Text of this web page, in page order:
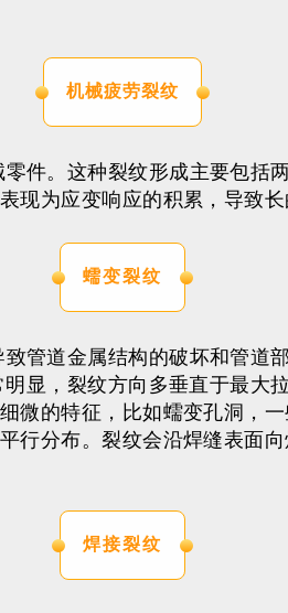
机械疲劳裂纹
件。这种裂纹形成主要包括
为应变响应的积累，导致
蠕变裂纹
管道金属结构的破坏和管
显，裂纹方向多垂直于最大
微的特征，比如蠕变孔洞，
行分布。裂纹会沿焊缝表面
焊接裂纹